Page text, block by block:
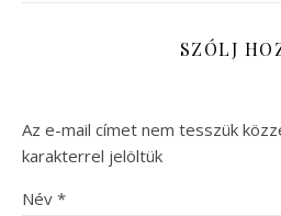
SZÓLJ
Az e-mail címet nem tesszük
karakterrel jelöltük
Név *